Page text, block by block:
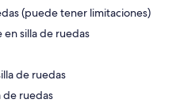
(puede tener limitaciones)
silla de ruedas
de ruedas
de ruedas